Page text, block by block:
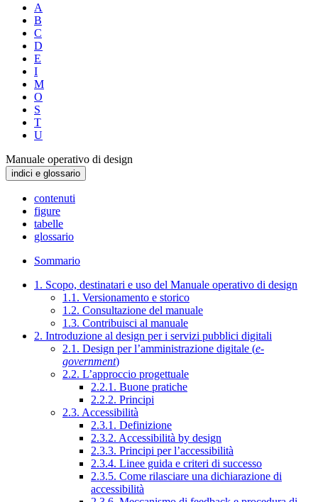
A
B
C
D
E
I
M
O
S
T
U
Manuale operativo di design
indici e glossario
contenuti
figure
tabelle
glossario
Sommario
1. Scopo, destinatari e uso del Manuale operativo di design
1.1. Versionamento e storico
1.2. Consultazione del manuale
1.3. Contribuisci al manuale
2. Introduzione al design per i servizi pubblici digitali
2.1. Design per l’amministrazione digitale (e-
government)
2.2. L’approccio progettuale
2.2.1. Buone pratiche
2.2.2. Principi
2.3. Accessibilità
2.3.1. Definizione
2.3.2. Accessibilità by design
2.3.3. Principi per l’accessibilità
2.3.4. Linee guida e criteri di successo
2.3.5. Come rilasciare una dichiarazione di
accessibilità